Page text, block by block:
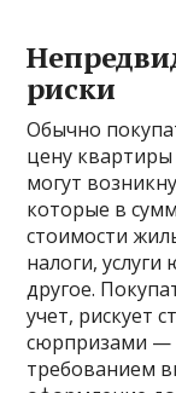
риски
Обычно
цену
могут
которые в
стоимости
налоги,
другое.
учет, рискует
сюрпризами —
требованием